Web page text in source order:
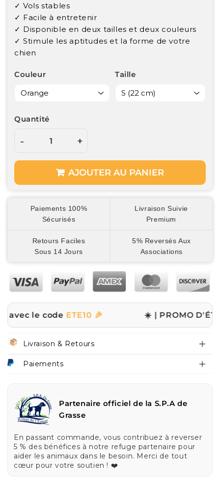
✓ Vols stables
✓ Facile à entretenir
✓ Disponible en deux tailles et deux couleurs
✓ Stimule les aptitudes et la forme de votre
chien
Couleur Taille
Quantité
- +
AJOUTER AU PANIER
Paiements 100%
Sécurisés
Livraison Suivie
Premium
Retours Faciles
Sous 14 Jours
5% Reversés Aux
Associations
codeETE10 🎉 ☀️ | PROMO D'ÉTÉ | ☀️✨ -
Livraison & Retours
Paiements
Partenaire officiel de la S.P.A de
Grasse
En passant commande, vous contribuez à reverser
5 % des bénéfices à notre refuge partenaire pour
aider les animaux dans le besoin. Merci de tout
cœur pour votre soutien ! ❤️